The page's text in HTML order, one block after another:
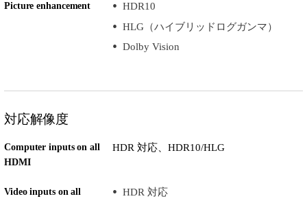
Picture enhancement
HDR10
HLG（ハイブリッドログガンマ）
Dolby Vision
対応解像度
Computer inputs on all
HDMI
HDR 対応、HDR10/HLG
Video inputs on all
HDR 対応